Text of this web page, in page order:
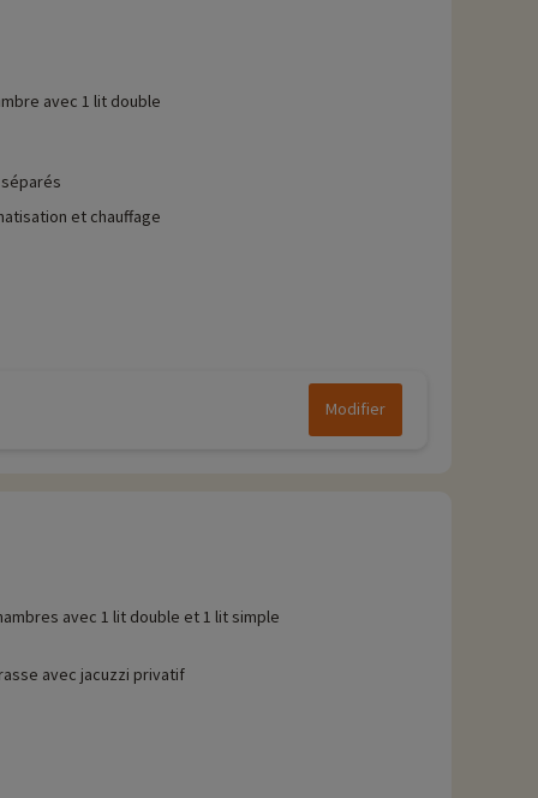
avec 1 lit double
séparés
et chauffage
Modifier
avec 1 lit double et 1 lit simple
avec jacuzzi privatif